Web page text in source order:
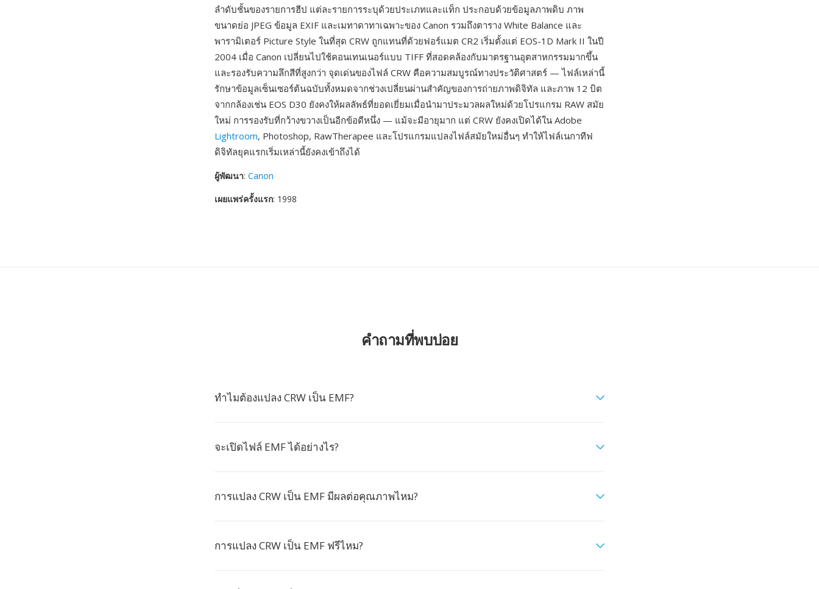
ลำดับชั้นของรายการฮีป แต่ละรายการระบุด้วยประเภทและแท็ก ประกอบด้วยข้อมูลภาพดิบ ภาพ
ขนาดย่อ JPEG ข้อมูล EXIF และเมทาดาทาเฉพาะของ Canon รวมถึงตาราง White Balance และ
พารามิเตอร์ Picture Style ในที่สุด CRW ถูกแทนที่ด้วยฟอร์แมต CR2 เริ่มตั้งแต่ EOS-1D Mark II ในปี
2004 เมื่อ Canon เปลี่ยนไปใช้คอนเทนเนอร์แบบ TIFF ที่สอดคล้องกับมาตรฐานอุตสาหกรรมมากขึ้น
และรองรับความลึกสีที่สูงกว่า จุดเด่นของไฟล์ CRW คือความสมบูรณ์ทางประวัติศาสตร์ — ไฟล์เหล่านี้
รักษาข้อมูลเซ็นเซอร์ต้นฉบับทั้งหมดจากช่วงเปลี่ยนผ่านสำคัญของการถ่ายภาพดิจิทัล และภาพ 12 บิต
จากกล้องเช่น EOS D30 ยังคงให้ผลลัพธ์ที่ยอดเยี่ยมเมื่อนำมาประมวลผลใหม่ด้วยโปรแกรม RAW สมัย
ใหม่ การรองรับที่กว้างขวางเป็นอีกข้อดีหนึ่ง — แม้จะมีอายุมาก แต่ CRW ยังคงเปิดได้ใน Adobe
Lightroom, Photoshop, RawTherapee และโปรแกรมแปลงไฟล์สมัยใหม่อื่นๆ ทำให้ไฟล์เนกาทีฟ
ดิจิทัลยุคแรกเริ่มเหล่านี้ยังคงเข้าถึงได้
ผู้พัฒนา: Canon
เผยแพร่ครั้งแรก: 1998
คำถามที่พบบ่อย
ทำไมต้องแปลง CRW เป็น EMF?
จะเปิดไฟล์ EMF ได้อย่างไร?
การแปลง CRW เป็น EMF มีผลต่อคุณภาพไหม?
การแปลง CRW เป็น EMF ฟรีไหม?